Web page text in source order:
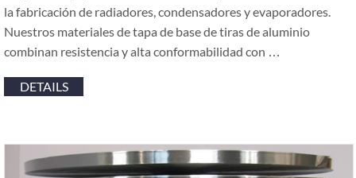
la fabricación de radiadores, condensadores y evaporadores.
Nuestros materiales de tapa de base de tiras de aluminio
combinan resistencia y alta conformabilidad con …
DETAILS